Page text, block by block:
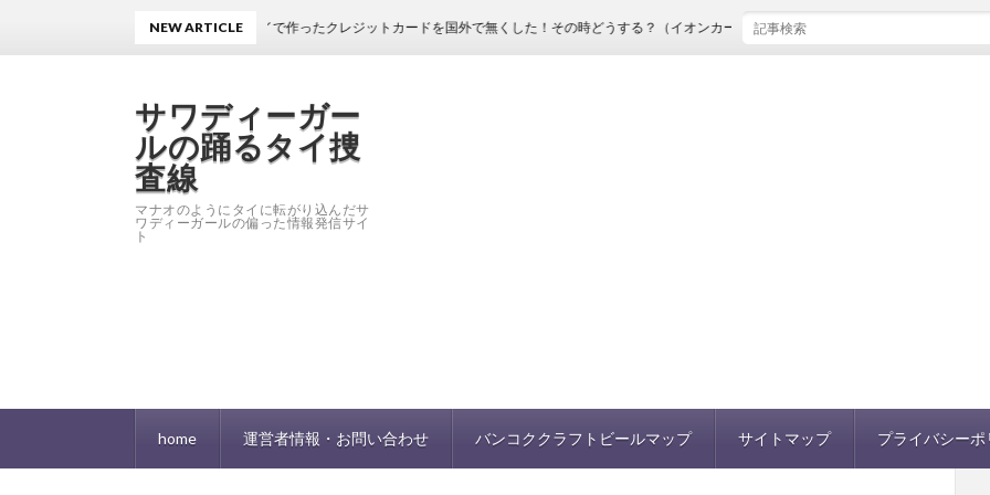
サワディーガー
ルの踊るタイ捜
査線
マナオのようにタイに転がり込んだサ
ワディーガールの偏った情報発信サイ
ト
home 運営者情報・お問い合わせ バンコククラフトビールマップ サイトマップ プライバシーポ
NEW ARTICLE
タイで作ったクレジットカードを国外で無くした！その時どうする？（イオンカードの実体験）